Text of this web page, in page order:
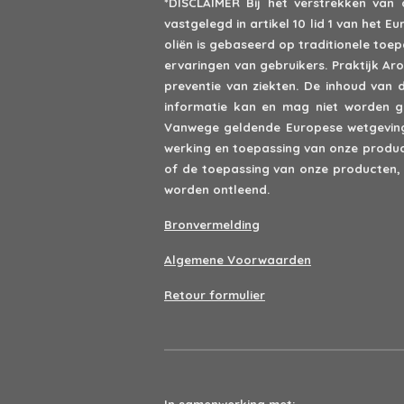
*DISCLAIMER Bij het verstrekken van
vastgelegd in artikel 10 lid 1 van het
oliën is gebaseerd op traditionele
ervaringen van gebruikers. Praktijk
preventie van ziekten. De inhoud
informatie kan en mag niet worden
Vanwege geldende Europese
werking en toepassing van onze
of de toepassing van onze
worden ontleend.
Bronvermelding
Algemene Voorwaarden
Retour formulier